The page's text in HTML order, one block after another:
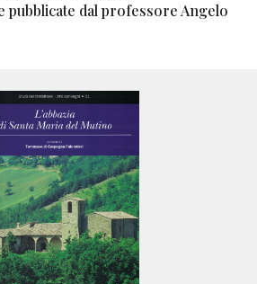
pubblicate dal professore Angelo